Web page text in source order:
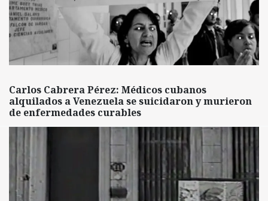
Carlos Cabrera Pérez: Médicos cubanos
alquilados a Venezuela se suicidaron y murieron
de enfermedades curables